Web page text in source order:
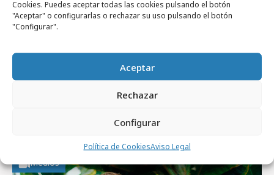
Cookies. Puedes aceptar todas las cookies pulsando el botón
"Aceptar" o configurarlas o rechazar su uso pulsando el botón
"Configurar".
Aceptar
Rechazar
Configurar
Política de CookiesAviso Legal
verano, por delante del móvil
Medios